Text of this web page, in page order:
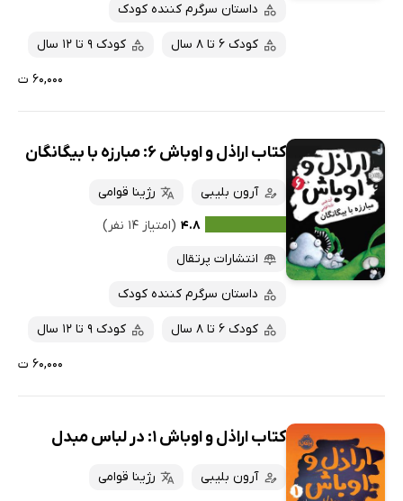
داستان سرگرم کننده کودک
کودک 6 تا 8 سال کودک 9 تا 12 سال
۶۰,۰۰۰ ت
کتاب اراذل و اوباش 6: مبارزه با بیگانگان
آرون بلیبی
رژینا قوامی
۴.۸ (امتیاز ۱۴ نفر)
انتشارات پرتقال
داستان سرگرم کننده کودک
کودک 6 تا 8 سال کودک 9 تا 12 سال
۶۰,۰۰۰ ت
کتاب اراذل و اوباش 1: در لباس مبدل
آرون بلیبی رژینا قوامی